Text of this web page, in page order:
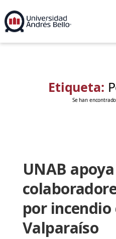
Etiqueta:
Se han
UNAB
por incendio
Valparaíso